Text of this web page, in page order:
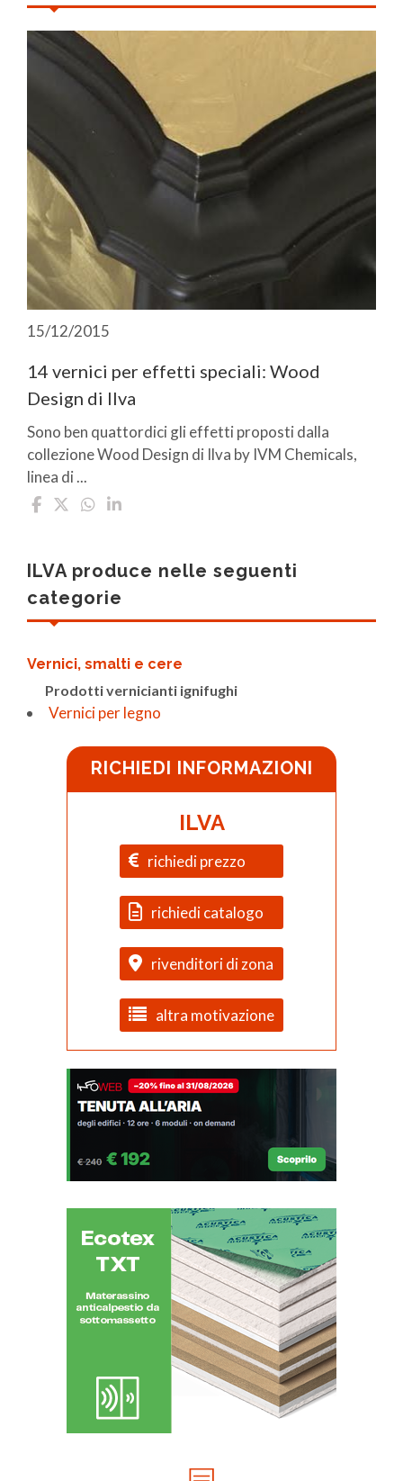
15/12/2015
14 vernici per effetti speciali: Wood
Design di Ilva
Sono ben quattordici gli effetti proposti dalla
collezione Wood Design di Ilva by IVM Chemicals,
linea di ...
ILVA produce nelle seguenti
categorie
Vernici, smalti e cere
Prodotti vernicianti ignifughi
Vernici per legno
RICHIEDI INFORMAZIONI
ILVA
richiedi prezzo
richiedi catalogo
rivenditori di zona
altra motivazione